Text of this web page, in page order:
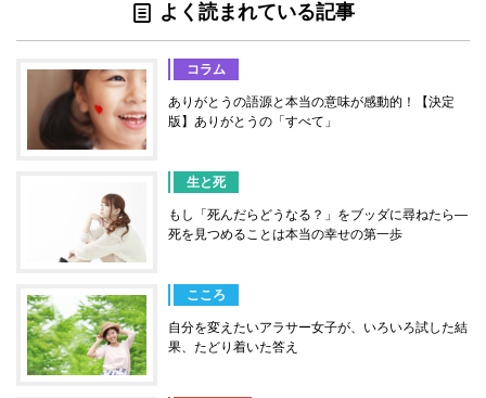
よく読まれている記事
コラム
ありがとうの語源と本当の意味が感動的！【決定
版】ありがとうの「すべて」
生と死
もし「死んだらどうなる？」をブッダに尋ねたら―
死を見つめることは本当の幸せの第一歩
こころ
自分を変えたいアラサー女子が、いろいろ試した結
果、たどり着いた答え